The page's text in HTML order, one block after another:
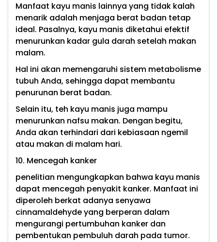
Manfaat kayu manis lainnya yang tidak kalah
menarik adalah menjaga berat badan tetap
ideal. Pasalnya, kayu manis diketahui efektif
menurunkan kadar gula darah setelah makan
malam.
Hal ini akan memengaruhi sistem metabolisme
tubuh Anda, sehingga dapat membantu
penurunan berat badan.
Selain itu, teh kayu manis juga mampu
menurunkan nafsu makan. Dengan begitu,
Anda akan terhindari dari kebiasaan ngemil
atau makan di malam hari.
10. Mencegah kanker
penelitian mengungkapkan bahwa kayu manis
dapat mencegah penyakit kanker. Manfaat ini
diperoleh berkat adanya senyawa
cinnamaldehyde yang berperan dalam
mengurangi pertumbuhan kanker dan
pembentukan pembuluh darah pada tumor.